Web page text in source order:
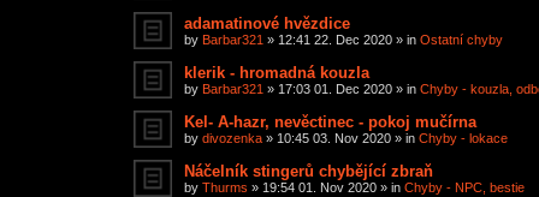
adamatinové hvězdice
by Barbar321 » 12:41 22. Dec 2020 » in Ostatní chyby
klerik - hromadná kouzla
by Barbar321 » 17:03 01. Dec 2020 » in Chyby - kouzla,
Kel- A-hazr, nevěctinec - pokoj mučírna
by divozenka » 10:45 03. Nov 2020 » in Chyby - lokace
Náčelník stingerů chybějící zbraň
by Thurms » 19:54 01. Nov 2020 » in Chyby - NPC, bestie